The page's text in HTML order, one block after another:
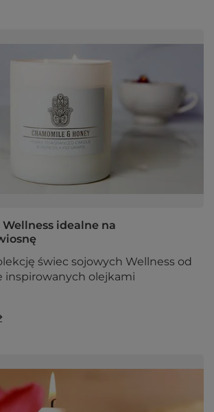
idealne na
świec sojowych Wellness od
inspirowanych olejkami